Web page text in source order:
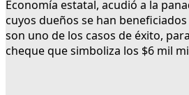
Economía estatal, acudió a la
cuyos dueños se han
son uno de los casos de éxito,
cheque que simboliza los $6 mil